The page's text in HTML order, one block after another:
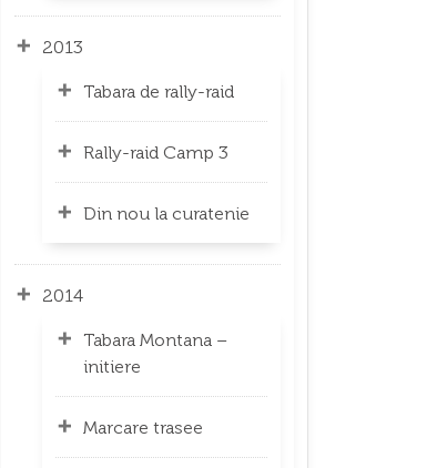
2013
Tabara de rally-raid
Rally-raid Camp 3
Din nou la curatenie
2014
Tabara Montana –
initiere
Marcare trasee